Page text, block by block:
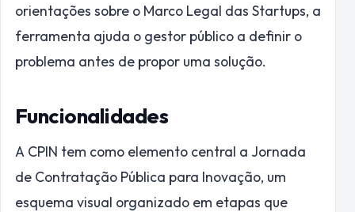
orientações sobre o Marco Legal das Startups, a
ferramenta ajuda o gestor público a definir o
problema antes de propor uma solução.
Funcionalidades
A CPIN tem como elemento central a Jornada
de Contratação Pública para Inovação, um
esquema visual organizado em etapas que